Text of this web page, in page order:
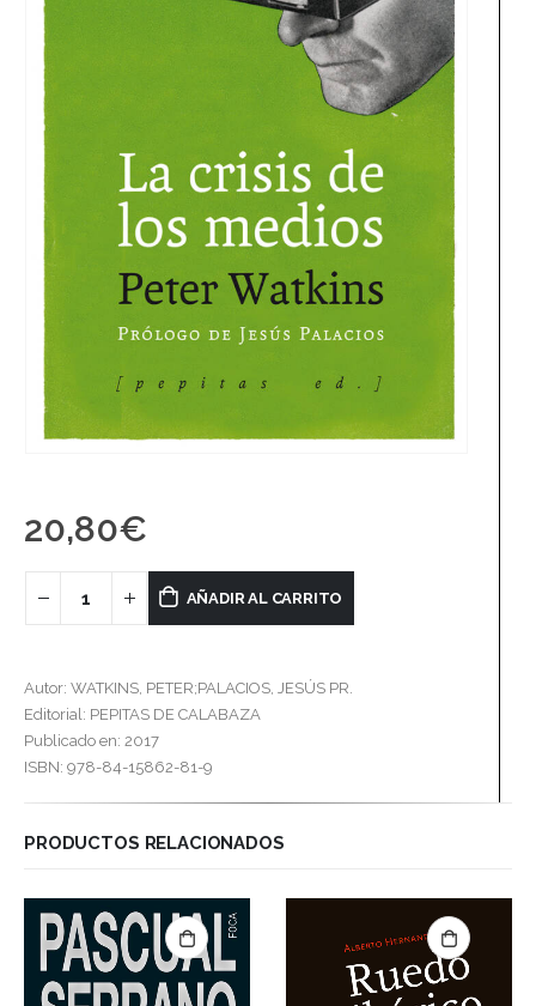
20,80€
AÑADIR AL CARRITO
Autor: WATKINS, PETER;PALACIOS, JESÚS PR.
Editorial: PEPITAS DE CALABAZA
Publicado en: 2017
ISBN: 978-84-15862-81-9
PRODUCTOS RELACIONADOS